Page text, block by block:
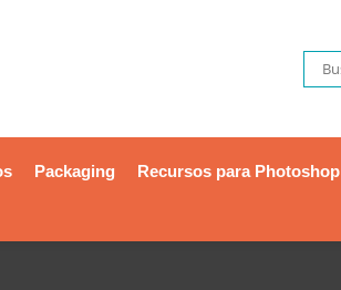
Packaging Recursos para Photoshop